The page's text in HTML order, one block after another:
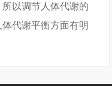
以调节人体代谢的
代谢平衡方面有明